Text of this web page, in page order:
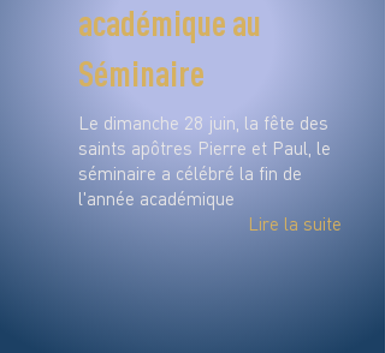
académique au
Séminaire
Le dimanche 28 juin, la fête des
saints apôtres Pierre et Paul, le
séminaire a célébré la fin de
l'année académique
Lire la suite